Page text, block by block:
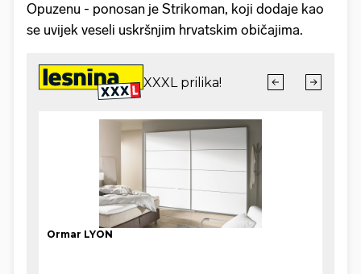
Opuzenu - ponosan je Strikoman, koji dodaje kao
se uvijek veseli uskršnjim hrvatskim običajima.